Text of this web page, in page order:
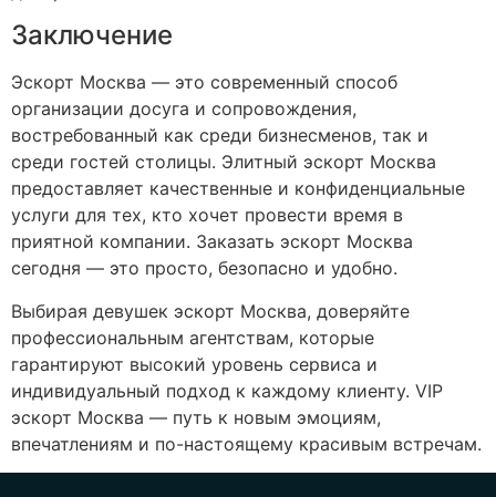
Заключение
Эскорт Москва — это современный способ
организации досуга и сопровождения,
востребованный как среди бизнесменов, так и
среди гостей столицы. Элитный эскорт Москва
предоставляет качественные и конфиденциальные
услуги для тех, кто хочет провести время в
приятной компании. Заказать эскорт Москва
сегодня — это просто, безопасно и удобно.
Выбирая девушек эскорт Москва, доверяйте
профессиональным агентствам, которые
гарантируют высокий уровень сервиса и
индивидуальный подход к каждому клиенту. VIP
эскорт Москва — путь к новым эмоциям,
впечатлениям и по-настоящему красивым встречам.